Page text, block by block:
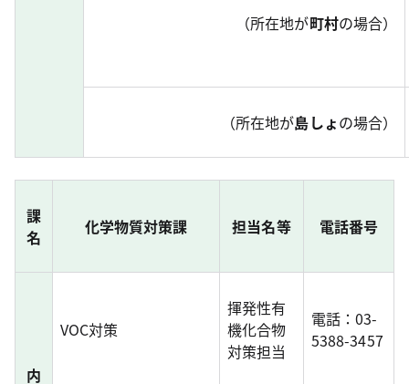
（所在地が町村の場合）
（所在地が島しょの場合）
課
名
化学物質対策課 担当名等 電話番号
内
VOC対策
揮発性有
機化合物
対策担当
電話：03-
5388-3457